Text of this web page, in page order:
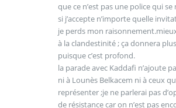
que ce n’est pas une police qui se
si j’accepte n’importe quelle
je perds mon
à la clandestinité ; ça donnera
puisque c’est profond.
la parade avec Kaddafi n’ajoute
ni à Lounès Belkacem ni à ceux
représenter ;je ne parlerai pas
de résistance car on n’est pas